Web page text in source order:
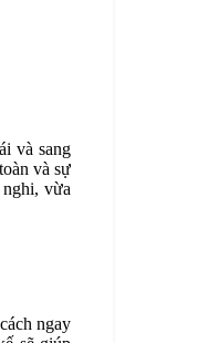
và sang
và sự
vừa
ngay